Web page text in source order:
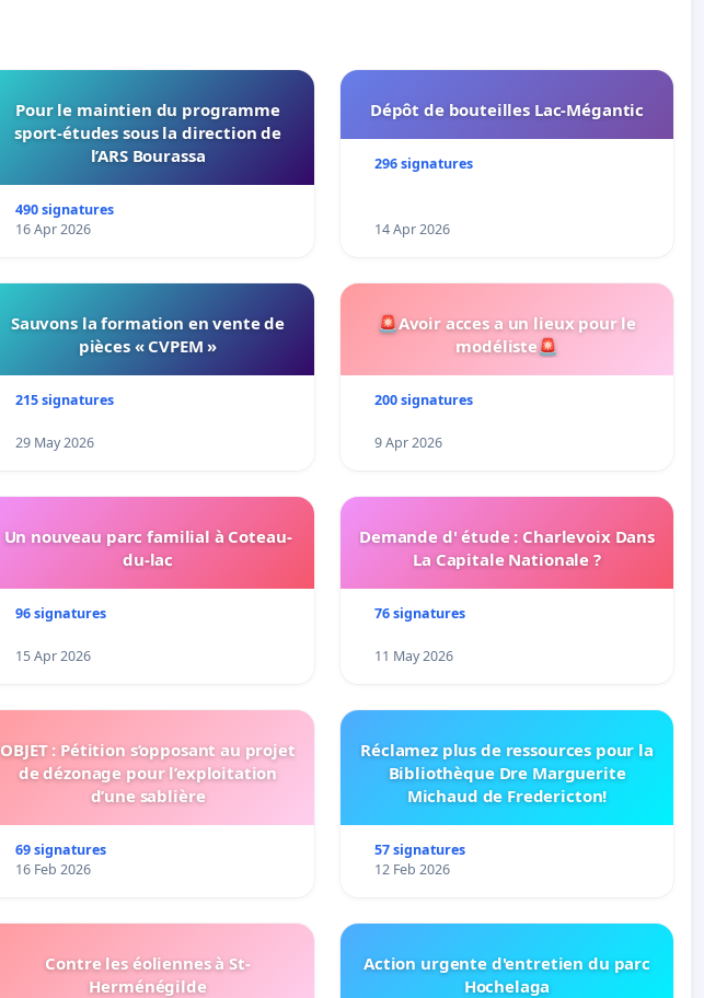
Pour le maintien du programme
sport-études sous la direction de
l’ARS Bourassa
490 signatures
16 Apr 2026
Dépôt de bouteilles Lac-Mégantic
296 signatures
14 Apr 2026
Sauvons la formation en vente de
pièces « CVPEM »
215 signatures
29 May 2026
🚨Avoir acces a un lieux pour le
modéliste🚨
200 signatures
9 Apr 2026
Un nouveau parc familial à Coteau-
du-lac
96 signatures
15 Apr 2026
Demande d' étude : Charlevoix Dans
La Capitale Nationale ?
76 signatures
11 May 2026
OBJET : Pétition s’opposant au projet
de dézonage pour l’exploitation
d’une sablière
69 signatures
16 Feb 2026
Réclamez plus de ressources pour la
Bibliothèque Dre Marguerite
Michaud de Fredericton!
57 signatures
12 Feb 2026
Contre les éoliennes à St-
Herménégilde
Action urgente d'entretien du parc
Hochelaga